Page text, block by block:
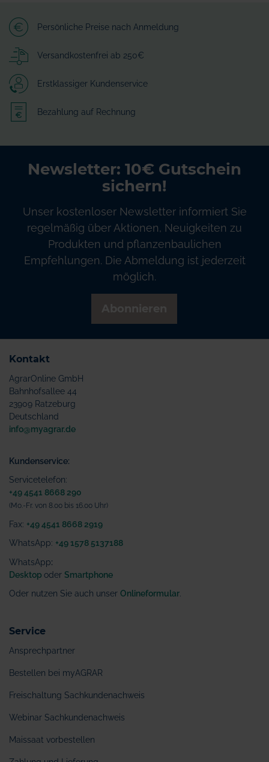
Persönliche Preise nach Anmeldung
Versandkostenfrei ab 250€
Erstklassiger Kundenservice
Bezahlung auf Rechnung
Newsletter: 10€ Gutschein
sichern!
Unser kostenloser Newsletter informiert Sie
regelmäßig über Aktionen, Neuigkeiten zu
Produkten und pflanzenbaulichen
Empfehlungen. Die Abmeldung ist jederzeit
möglich.
Kontakt
AgrarOnline GmbH
Bahnhofsallee 44
23909 Ratzeburg
Deutschland
info@myagrar.de
Kundenservice:
Servicetelefon:
+49 4541 8668 290
(Mo.-Fr. von 8.00 bis 16.00 Uhr)
Fax: +49 4541 8668 2919
WhatsApp: +49 1578 5137188
WhatsApp:
Desktop oder Smartphone
Oder nutzen Sie auch unser Onlineformular
Service
Ansprechpartner
Bestellen bei myAGRAR
Freischaltung Sachkundenachweis
Webinar Sachkundenachweis
Maissaat vorbestellen